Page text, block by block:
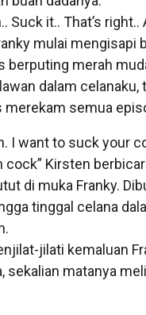
Suck it.. That’s right..
mulai mengisapi
berputing merah
dalam celanaku,
semua
I want to suck your
cock” Kirsten
di muka Franky.
tinggal celana
jilati kemaluan
sekalian matanya